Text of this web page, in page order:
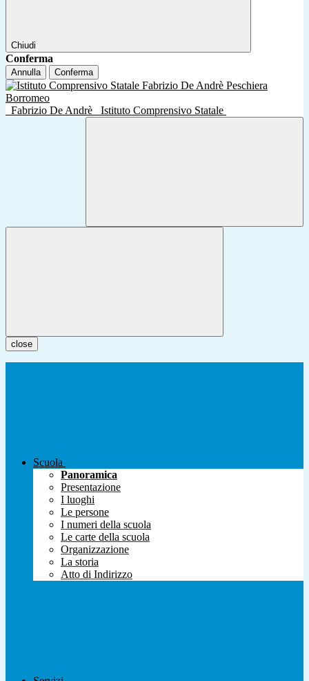
Chiudi
Conferma
Annulla Conferma
Fabrizio De Andrè Istituto Comprensivo Statale
close
Scuola
Panoramica
Presentazione
I luoghi
Le persone
I numeri della scuola
Le carte della scuola
Organizzazione
La storia
Atto di Indirizzo